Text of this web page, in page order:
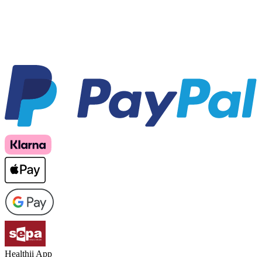
Healthii App